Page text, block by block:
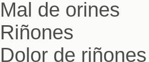
Mal de orines
Riñones
Dolor de riñones